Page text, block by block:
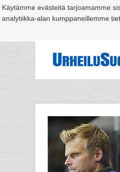
Käytämme evästeitä tarjoamamme
analytiikka-alan kumppaneillemme
Suomi Espoo Helsinki